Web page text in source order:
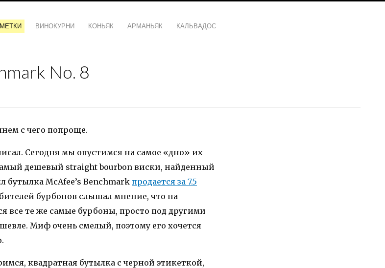
ВИНОКУРНИ КОНЬЯК АРМАНЬЯК КАЛЬВАДОС
No. 8
с чего попроще.
Сегодня мы опустимся на самое «дно» их
дешевый straight bourbon виски, найденный
McAfee’s Benchmark продается за 7.5
бурбонов слышал мнение, что на
все те же самые бурбоны, просто под другими
Миф очень смелый, поэтому его хочется
квадратная бутылка с черной этикеткой,